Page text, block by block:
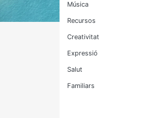
Música
Recursos
Creativitat
Expressió
Salut
Familiars